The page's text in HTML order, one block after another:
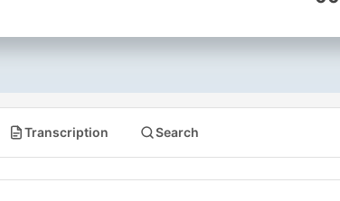
Transcription Search